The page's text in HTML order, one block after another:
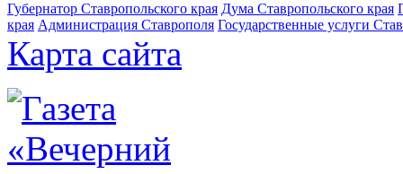
Губернатор Ставропольского края Дума Ставропольского края
края Администрация Ставрополя Государственные услуги
Карта сайта